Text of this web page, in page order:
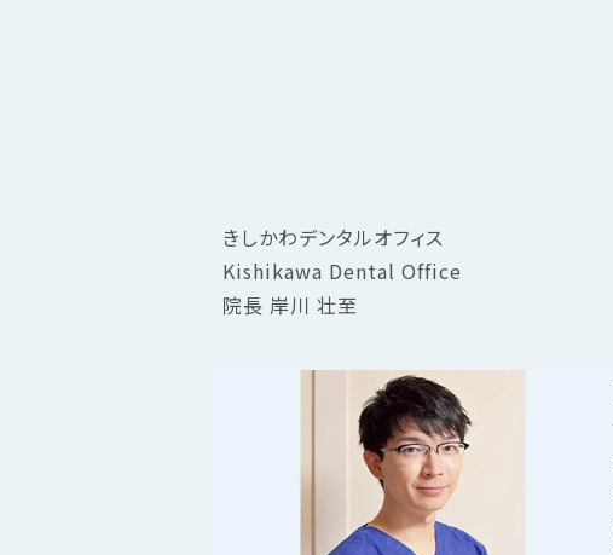
きしかわデンタルオフィス
Kishikawa Dental Office
院長 岸川 壮至